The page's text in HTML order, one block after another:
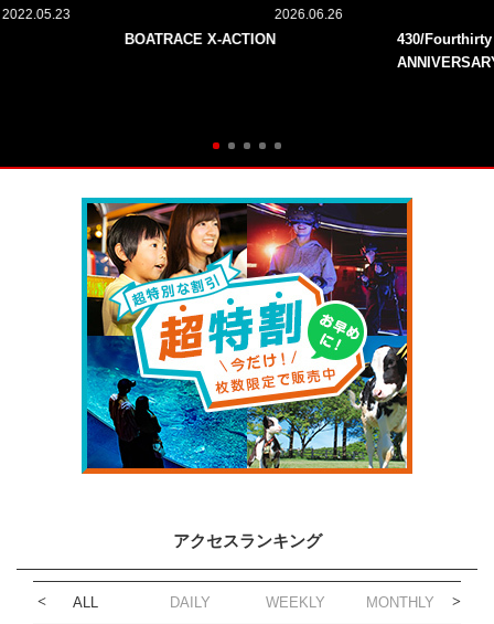
2022.05.23 2026.06.26
BOATRACE X-ACTION
430/
アクセスランキング
ALL DAILY WEEKLY MONTHLY